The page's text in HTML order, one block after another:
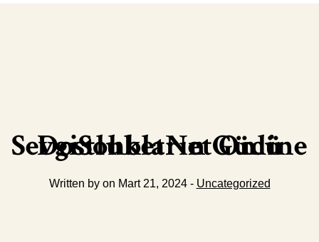
SevgiSohbetNet Online Dostlukların Gücü
Written by on Mart 21, 2024 - Uncategorized